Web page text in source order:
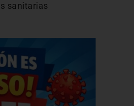
sanitarias